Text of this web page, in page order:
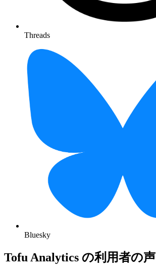
Threads
Bluesky
Tofu Analytics の利用者の声